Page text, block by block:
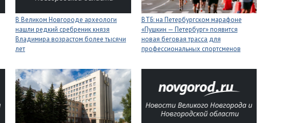
В Великом Новгороде археологи
нашли редкий сребреник князя
Владимира возрастом более тысячи
лет
ВТБ: на Петербургском марафоне
«Пушкин — Петербург» появится
новая беговая трасса для
профессиональных спортсменов